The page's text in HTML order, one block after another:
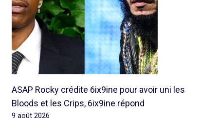
ASAP Rocky crédite 6ix9ine pour avoir uni les
Bloods et les Crips, 6ix9ine répond
9 août 2026